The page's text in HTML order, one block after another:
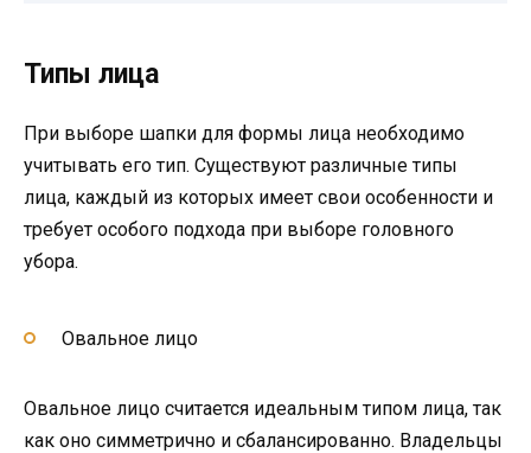
Типы лица
При выборе шапки для формы лица необходимо
учитывать его тип. Существуют различные типы
лица, каждый из которых имеет свои особенности и
требует особого подхода при выборе головного
убора.
Овальное лицо
Овальное лицо считается идеальным типом лица, так
как оно симметрично и сбалансированно. Владельцы